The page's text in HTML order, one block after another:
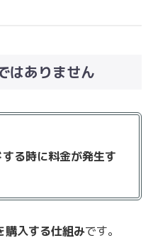
はありません
る時に料金が発生す
購入する仕組みです。